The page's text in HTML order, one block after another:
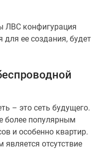
ЛВС конфигурация
ее создания, будет
– это сеть будущего.
более популярным
и особенно квартир.
отсутствие